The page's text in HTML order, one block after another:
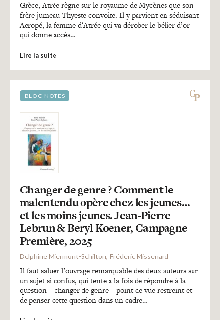
Grèce, Atrée règne sur le royaume de Mycènes que son
frère jumeau Thyeste convoite. Il y parvient en séduisant
Aeropé, la femme d’Atrée qui va dérober le bélier d’or
qui donne accès…
Lire la suite
BLOC-NOTES
Changer de genre ? Comment le
malentendu opère chez les jeunes…
et les moins jeunes. Jean-Pierre
Lebrun & Beryl Koener, Campagne
Première, 2025
Delphine Miermont-Schilton Fréderic Missenard
Il faut saluer l’ouvrage remarquable des deux auteurs sur
un sujet si confus, qui tente à la fois de répondre à la
question – changer de genre – point de vue restreint et
de penser cette question dans un cadre…